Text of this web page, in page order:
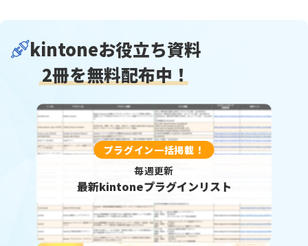
kintoneお役立ち資料
2冊を無料配布中！
プラグイン一括掲載！
毎週更新
最新kintoneプラグインリスト